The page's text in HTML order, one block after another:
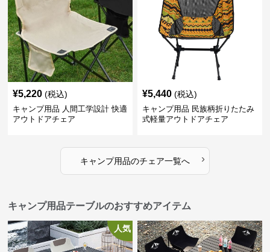
¥5,220 (税込)
キャンプ用品 人間工学設計 快適
アウトドアチェア
¥5,440 (税込)
キャンプ用品 民族柄折りたたみ
式軽量アウトドアチェア
キャンプ用品のチェア一覧へ ›
キャンプ用品テーブルのおすすめアイテム
人気